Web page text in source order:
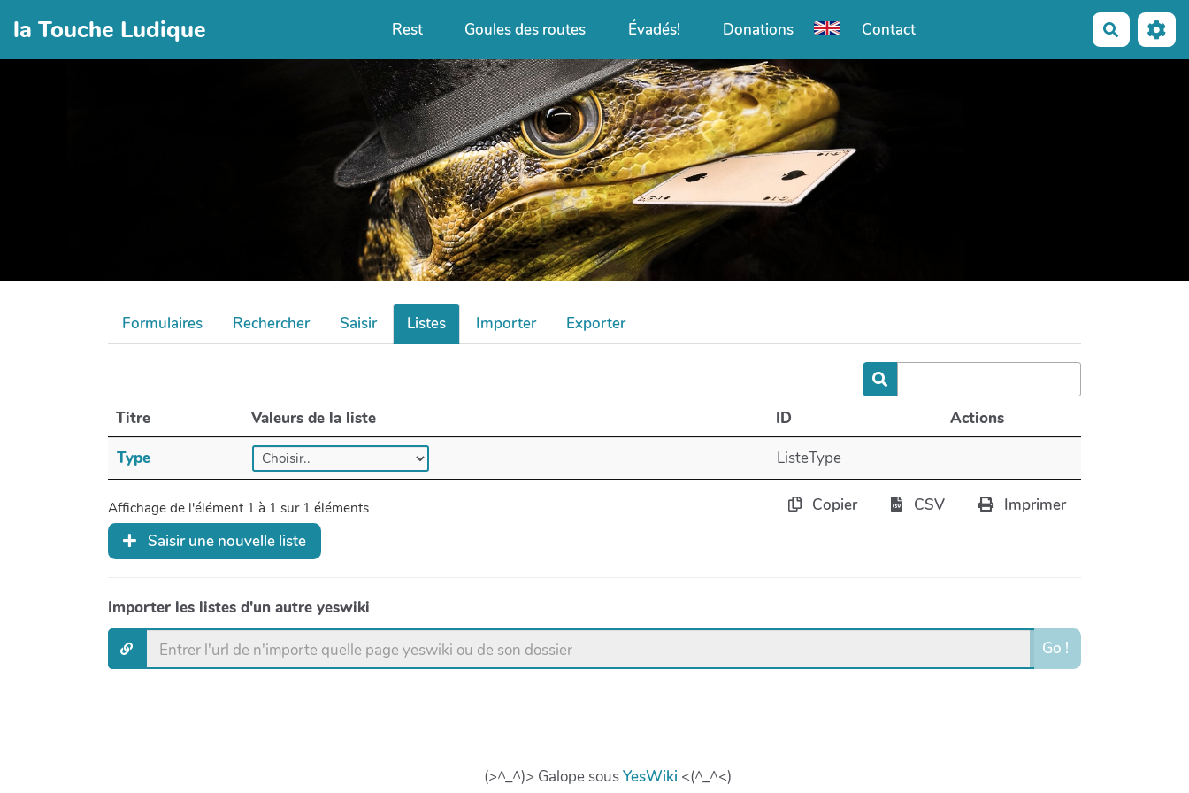
la Touche Ludique Rest Goules des routes Évadés! Donations Contact
Formulaires Rechercher Saisir Listes Importer Exporter
Titre Valeurs de la liste ID
Actions
Type
ListeType
Affichage de l'élément 1 à 1 sur 1 éléments Copier CSV
Imprimer
Saisir une nouvelle liste
Importer les listes d'un autre yeswiki
Go !
(>^_^)> Galope sousYesWiki <(^_^<)